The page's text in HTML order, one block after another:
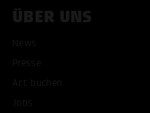
ÜBER UNS
News
Presse
Act buchen
Jobs